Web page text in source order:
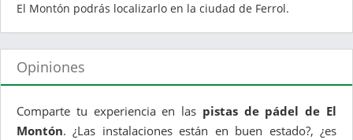
El Montón podrás localizarlo en la ciudad de Ferrol.
Opiniones
Comparte tu experiencia en las pistas de pádel de El
Montón. ¿Las instalaciones están en buen estado?, ¿es